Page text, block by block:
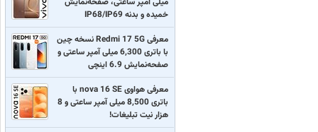
خمیده و بدنه IP68/IP69
معرفی Redmi 17 5G نسخه چین
با باتری 6,300 میلی آمپر ساعتی و
صفحه‌نمایش 6.9 اینچی
معرفی هواوی nova 16 SE با
باتری 8,500 میلی آمپر ساعتی و 8
هزار نیت تبلیغات!